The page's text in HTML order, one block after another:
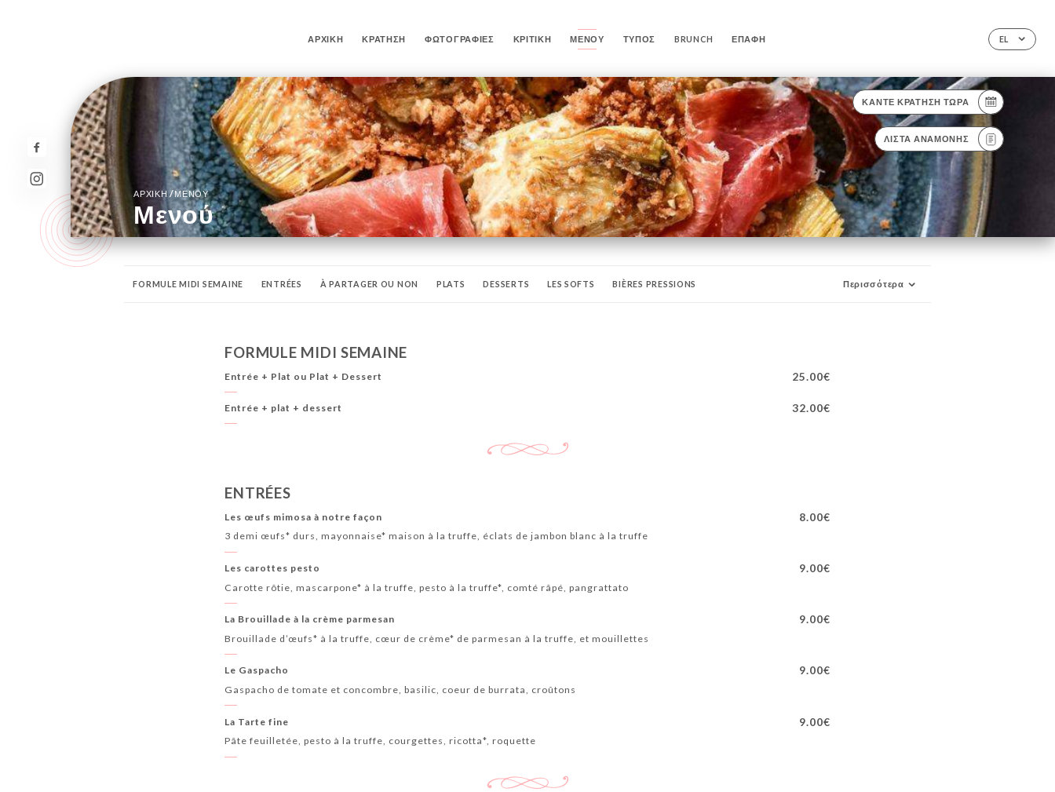
EL
ΑΡΧΙΚΉ ΚΡΆΤΗΣΗ ΦΩΤΟΓΡΑΦΊΕΣ ΚΡΙΤΙΚΉ ΜΕΝΟΎ ΤΎΠΟΣ BRUNCH ΕΠΑΦΉ
ΚΆΝΤΕ ΚΡΆΤΗΣΗ ΤΏΡΑ
ΛΊΣΤΑ ΑΝΑΜΟΝΉΣ
ΑΡΧΙΚΉ/ΜΕΝΟΎ
Μενού
FORMULE MIDI SEMAINE ENTRÉES À PARTAGER OU NON PLATS DESSERTS LES SOFTS BIÈRES PRESSIONS
LES BOISSONS CHAUDES
Περισσότερα
FORMULE MIDI SEMAINE
Entrée + Plat ou Plat + Dessert 25.00€
Entrée + plat + dessert 32.00€
ENTRÉES
Les œufs mimosa à notre façon 8.00€
3 demi œufs* durs, mayonnaise* maison à la truffe, éclats de jambon blanc à la truffe
Les carottes pesto 9.00€
Carotte rôtie, mascarpone* à la truffe, pesto à la truffe*, comté râpé, pangrattato
La Brouillade à la crème parmesan 9.00€
Brouillade d’œufs* à la truffe, cœur de crème* de parmesan à la truffe, et mouillettes
Le Gaspacho 9.00€
Gaspacho de tomate et concombre, basilic, coeur de burrata, croûtons
La Tarte fine 9.00€
Pâte feuilletée, pesto à la truffe, courgettes, ricotta*, roquette